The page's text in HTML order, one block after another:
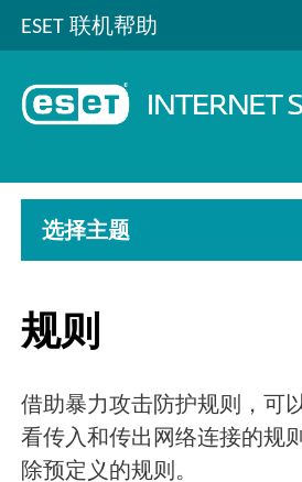
ESET 联机帮助
选择主题
规则
借助暴力攻击防护规则，可
看传入和传出网络连接的规
除预定义的规则。